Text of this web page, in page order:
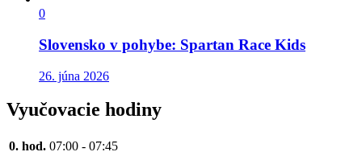
0
Slovensko v pohybe: Spartan Race Kids
26. júna 2026
Vyučovacie hodiny
0. hod. 07:00 - 07:45